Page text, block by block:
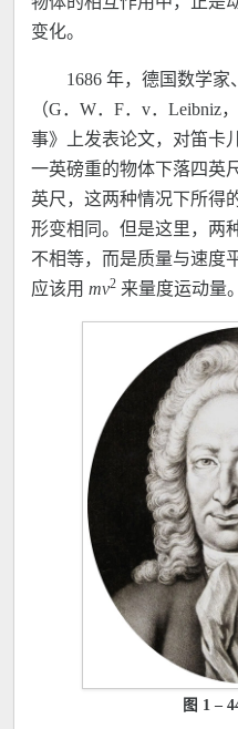
变化。
1686 年，德国数学
（G．W．F．v．Leibniz
事》上发表论文，对笛卡
一英磅重的物体下落四英
英尺，这两种情况下所得
形变相同。但是这里，两
不相等，而是质量与速度
应该用 mv2 来量度运动量。
图 1 –